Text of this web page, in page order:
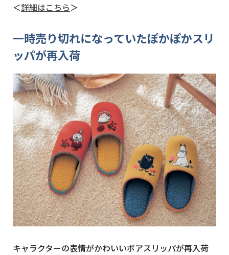
＜詳細はこちら＞
一時売り切れになっていたぽかぽかスリ
ッパが再入荷
キャラクターの表情がかわいいボアスリッパが再入荷